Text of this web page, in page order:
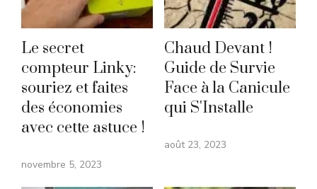
Le secret
compteur Linky:
souriez et faites
des économies
avec cette astuce !
novembre 5, 2023
Chaud Devant !
Guide de Survie
Face à la Canicule
qui S'Installe
août 23, 2023